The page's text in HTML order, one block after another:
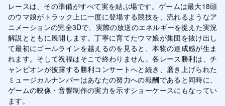
レースは、その準備がすべて実を結ぶ場です。ゲームは最大18頭
のウマ娘がトラック上に一度に登場する競技を、流れるようなア
ニメーションの完全3Dで、実際の放送のエネルギーを捉えた実況
解説とともに展開します。丁寧に育てたウマ娘が集団を抜け出し
て最初にゴールラインを越えるのを見ると、本物の達成感が生ま
れます。そして祝福はそこで終わりません。各レース勝利は、チ
ャンピオンが披露する勝利コンサートへと続き、磨き上げられた
ミュージカルナンバーはあなたの努力への報酬であると同時に、
ゲームの映像・音響制作の実力を示すショーケースにもなってい
ます。